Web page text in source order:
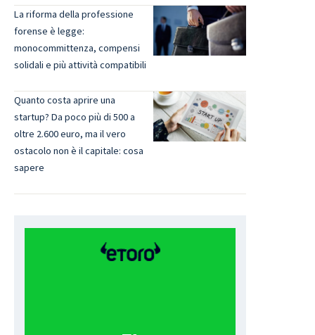
La riforma della professione
forense è legge:
monocommittenza, compensi
solidali e più attività compatibili
Quanto costa aprire una
startup? Da poco più di 500 a
oltre 2.600 euro, ma il vero
ostacolo non è il capitale: cosa
sapere